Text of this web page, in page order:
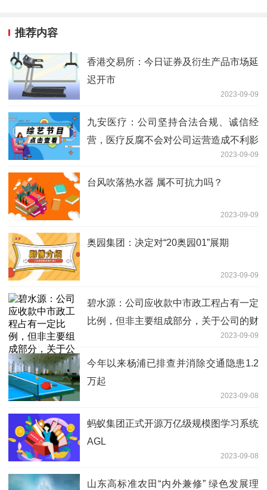
推荐内容
香港交易所：今日证券及衍生产品市场延
迟开市
2023-09-09
九安医疗：公司坚持合法合规、诚信经
营，医疗反腐不会对公司运营造成不利影
2023-09-09
台风吹落热水器 属不可抗力吗？
2023-09-09
奥园集团：决定对“20奥园01”展期
2023-09-09
碧水源：公司应收款中市政工程占有一定
比例，但非主要组成部分，关于公司的财
2023-09-09
今年以来杨浦已排查并消除交通隐患1.2
万起
2023-09-08
蚂蚁集团正式开源万亿级规模图学习系统
AGL
2023-09-08
山东高标准农田“内外兼修” 绿色发展理